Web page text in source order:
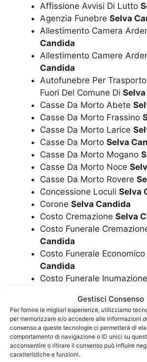
Gestisci Consenso
Per fornire le migliori esperienze, utilizziamo
per memorizzare e/o accedere alle informazioni
consenso a queste tecnologie ci permetterà di
comportamento di navigazione o ID unici su
acconsentire o ritirare il consenso può influire
caratteristiche e funzioni.
Affissione Avvisi Di Lutto
Agenzia Funebre Selva
Allestimento Camera
Candida
Allestimento Camere
Candida
Autofunebre Per
Fuori Del Comune Di
Casse Da Morto Abete
Casse Da Morto Frassino
Casse Da Morto Larice
Casse Da Morto Selva
Casse Da Morto Mogano
Casse Da Morto Noce
Casse Da Morto Rovere
Concessione Loculi Selva
Corone Selva Candida
Costo Cremazione Selva
Costo Funerale
Candida
Costo Funerale Economico
Candida
Costo Funerale Inumazione
Costo FuneraleSelva
Costo Funerale
Candida
CremazioneSelva
Cremazioni
Selva Candida